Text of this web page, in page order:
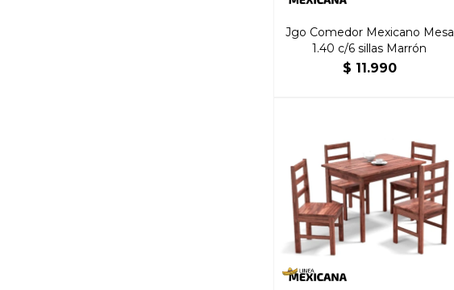
Jgo Comedor Mexicano Mesa
1.40 c/6 sillas Marrón
$ 11.990